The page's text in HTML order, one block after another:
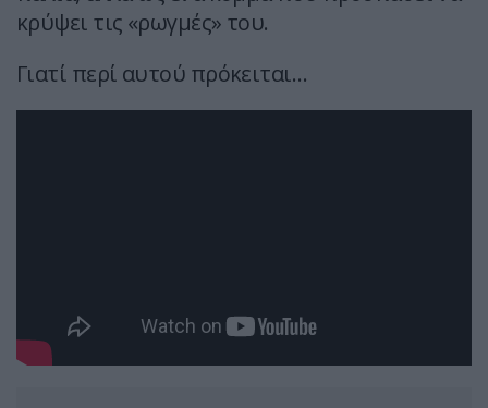
κρύψει τις «ρωγμές» του.
Γιατί περί αυτού πρόκειται…